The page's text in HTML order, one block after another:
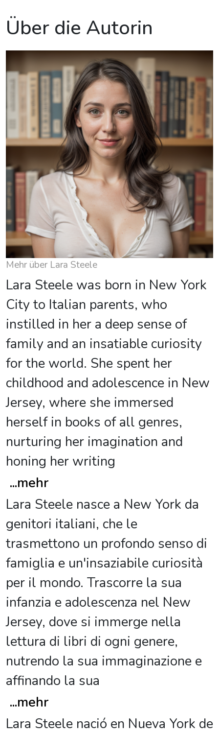
Über die Autorin
Mehr über Lara Steele
Lara Steele was born in New York
City to Italian parents, who
instilled in her a deep sense of
family and an insatiable curiosity
for the world. She spent her
childhood and adolescence in New
Jersey, where she immersed
herself in books of all genres,
nurturing her imagination and
honing her writing
...mehr
Lara Steele nasce a New York da
genitori italiani, che le
trasmettono un profondo senso di
famiglia e un'insaziabile curiosità
per il mondo. Trascorre la sua
infanzia e adolescenza nel New
Jersey, dove si immerge nella
lettura di libri di ogni genere,
nutrendo la sua immaginazione e
affinando la sua
...mehr
Lara Steele nació en Nueva York de